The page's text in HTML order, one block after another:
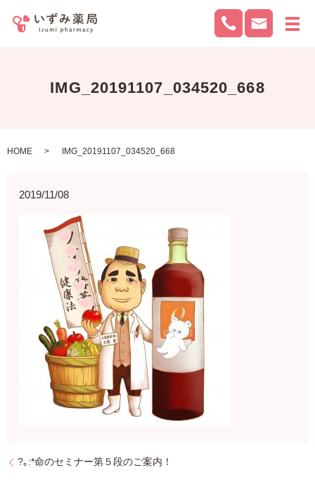
メ
IMG_20191107_034520_668
HOME IMG_20191107_034520_668
2019/11/08
?｡:*命のセミナー第５段のご案内！